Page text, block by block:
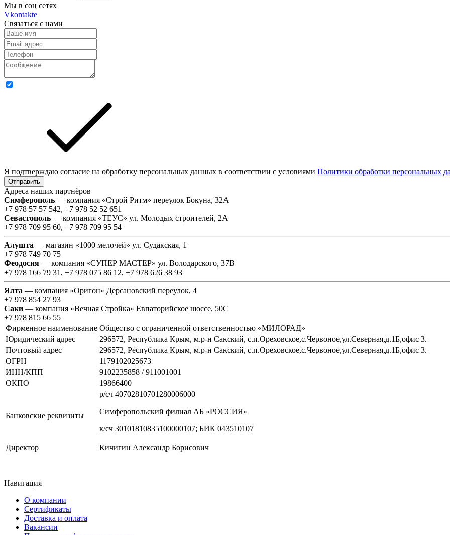
Мы в соц сетях
Vkontakte
Связаться с нами
Я подтверждаю согласие на обработку персональных данных в соответствии с условиями Политики обработки персональных
Отправить
Адреса наших партнёров
Симферополь — компания «Строй Ритм» переулок Бокуна, 32А
+7 978 57 57 542, +7 978 52 52 651
Севастополь — компания «ТЕУС» ул. Молодых строителей, 2А
+7 978 709 95 60, +7 978 709 95 54
Алушта — магазин «1000 мелочей» ул. Судакская, 1
+7 978 749 70 75
Феодосия — компания «СУПЕР МАСТЕР» ул. Володарского, 37В
+7 978 166 79 31, +7 978 075 86 12, +7 978 626 38 93
Ялта — компания «Оригон» Дерсановский переулок, 4
+7 978 854 27 93
Саки — компания «Вечная Стройка» Евпаторийское шоссе, 50С
+7 978 815 66 55
Фирменное наименование Общество с ограниченной ответственностью «МИЛОРАД»
Юридический адрес
296572, Республика Крым, м.р-н Сакский, с.п.Ореховское,с.Червоное,ул.Северная,д.1Б,офис 3.
Почтовый адрес
296572, Республика Крым, м.р-н Сакский, с.п.Ореховское,с.Червоное,ул.Северная,д.1Б,офис 3.
ОГРН
1179102025673
ИНН/КПП
9102235858 / 911001001
ОКПО
19866400
Банковские реквизиты
р/сч 40702810701280006000
Симферопольский филиал АБ «РОССИЯ»
к/сч 30101810835100000107; БИК 043510107
Директор Кичигин Александр Борисович
Навигация
О компании
Сертификаты
Доставка и оплата
Вакансии